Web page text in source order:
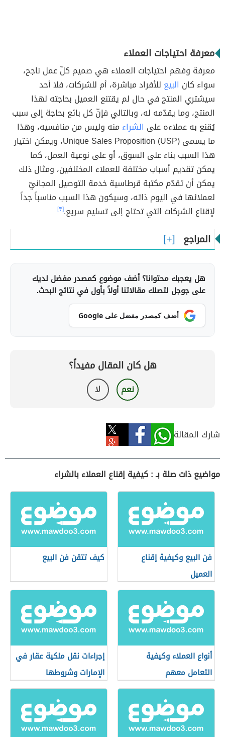
معرفة احتياجات العملاء
معرفة وفهم احتياجات العملاء هي صميم كلّ عمل ناجح،
سواء كان البيع للأفراد مباشرة، أم للشركات، فلا أحد
سيشتري المنتج في حال لم يقتنع العميل بحاجته لهذا
المنتج، وما يقدّمه له، وبالتالي فإنّ كل بائع بحاجة إلى سبب
يُقنع به عملاءه على الشراء منه وليس من منافسيه، وهذا
ما يسمى (Unique Sales Proposition (USP، ويمكن اختيار
هذا السبب بناء على السوق، أو على نوعية العمل، كما
يمكن تقديم أسباب مختلفة للعملاء المختلفين، ومثال ذلك
يمكن أن تقدّم مكتبة قرطاسية خدمة التوصيل المجانيّ
لعملائها في اليوم ذاته، وسيكون هذا السبب مناسباً جداً
لإقناع الشركات التي تحتاج إلى تسليم سريع.[٣]
المراجع
هل يعجبك محتوانا؟ أضف موضوع كمصدر مفضل لديك
على جوجل لتصلك مقالاتنا أولاً بأول في نتائج البحث.
أضف كمصدر مفضل على Google
هل كان المقال مفيداً؟
نعم لا
شارك المقالة
مواضيع ذات صلة بـ : كيفية إقناع العملاء بالشراء
فن البيع وكيفية إقناع
العميل
كيف تتقن فن البيع
أنواع العملاء وكيفية
التعامل معهم
إجراءات نقل ملكية عقار في
الإمارات وشروطها